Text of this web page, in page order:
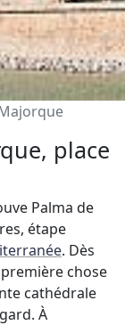
place
Palma de
étape
. Dès
chose
cathédrale
À